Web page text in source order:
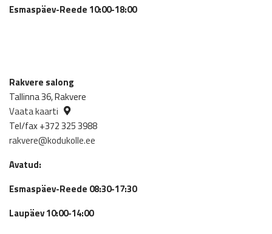
Esmaspäev-Reede 10:00-18:00
Rakvere salong
Tallinna 36, Rakvere
Vaata kaarti
Tel/fax +372 325 3988
rakvere@kodukolle.ee
Avatud:
Esmaspäev-Reede 08:30-17:30
Laupäev 10:00-14:00